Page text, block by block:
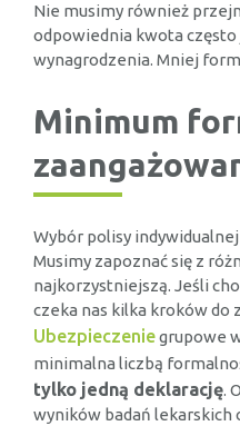
Nie musimy również
odpowiednia kwota
wynagrodzenia. Mniej
Minimum
Wybór polisy
Musimy zapoznać się z
najkorzystniejszą. Jeśli
czeka nas kilka kroków do
Ubezpieczeniegrupowe
minimalna liczbą
tylko jedną deklarację.
wyników badań lekarskich